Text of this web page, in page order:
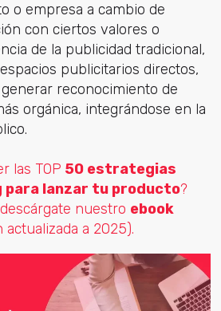
o empresa a cambio de
con ciertos valores o
de la publicidad tradicional,
publicitarios directos,
reconocimiento de
orgánica, integrándose en la
las TOP 50 estrategias
para lanzar tu producto?
nuestro ebook
actualizada a 2025).